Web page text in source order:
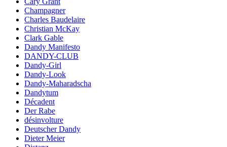
Champagner
Charles Baudelaire
Christian McKay
Clark Gable
Dandy Manifesto
DANDY-CLUB
Dandy-Girl
Dandy-Look
Dandy-Maharadscha
Dandytum
Décadent
Der Rabe
désinvolture
Deutscher Dandy
Dieter Meier